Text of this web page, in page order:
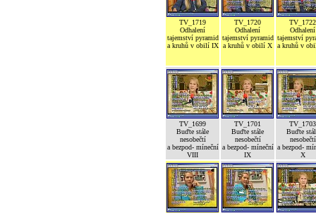
TV_1719
Odhalení
tajemství pyramid
a kruhů v obilí IX
TV_1720
Odhalení
tajemství pyramid
a kruhů v obilí X
TV_1722
Odhalení
tajemství
a kruhů v
TV_1699
Buďte stále
nesobečtí
a bezpod- míneční
VIII
TV_1701
Buďte stále
nesobečtí
a bezpod- míneční
IX
TV_1703
Buďte
nesobečtí
a bezpod-
X